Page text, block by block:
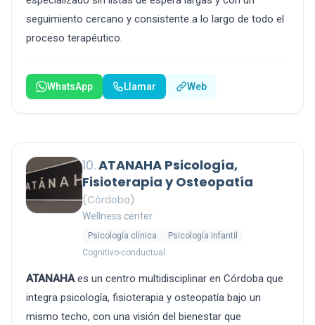
seguimiento cercano y consistente a lo largo de todo el
proceso terapéutico.
WhatsApp Llamar Web
10.ATANAHA Psicología,
Fisioterapia y Osteopatía
(Córdoba)
Wellness center
Psicología clínica
Psicología infantil
Cognitivo-conductual
ATANAHAes un centro multidisciplinar en Córdoba que
integra psicología, fisioterapia y osteopatía bajo un
mismo techo, con una visión del bienestar que